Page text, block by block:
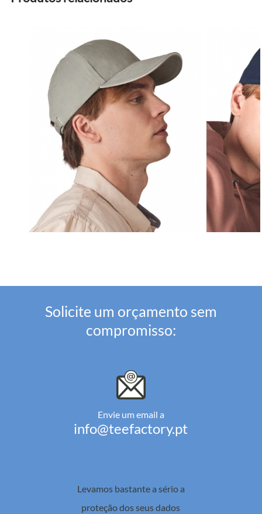
Solicite um orçamento sem
compromisso:
Envie um email a
info@teefactory.pt
Levamos bastante a sério a
proteção dos seus dados